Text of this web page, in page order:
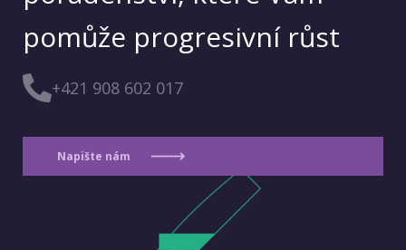
pomůže progresivní růst
+421 908 602 017
Napište nám